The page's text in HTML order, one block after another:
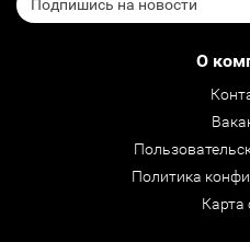
О
Политика
Карта